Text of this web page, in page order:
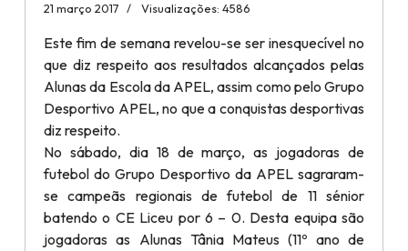
21 março 2017 Visualizações: 4586
Este fim de semana revelou-se ser inesquecível no
que diz respeito aos resultados alcançados pelas
Alunas da Escola da APEL, assim como pelo Grupo
Desportivo APEL, no que a conquistas desportivas
diz respeito.
No sábado, dia 18 de março, as jogadoras de
futebol do Grupo Desportivo da APEL sagraram-
se campeãs regionais de futebol de 11 sénior
batendo o CE Liceu por 6 – 0. Desta equipa são
jogadoras as Alunas Tânia Mateus (11º ano de